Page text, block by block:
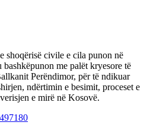
shoqërisë civile e cila punon në
me palët kryesore të
Perëndimor, për të ndikuar
ndërtimin e besimit, proceset e
e mirë në Kosovë.